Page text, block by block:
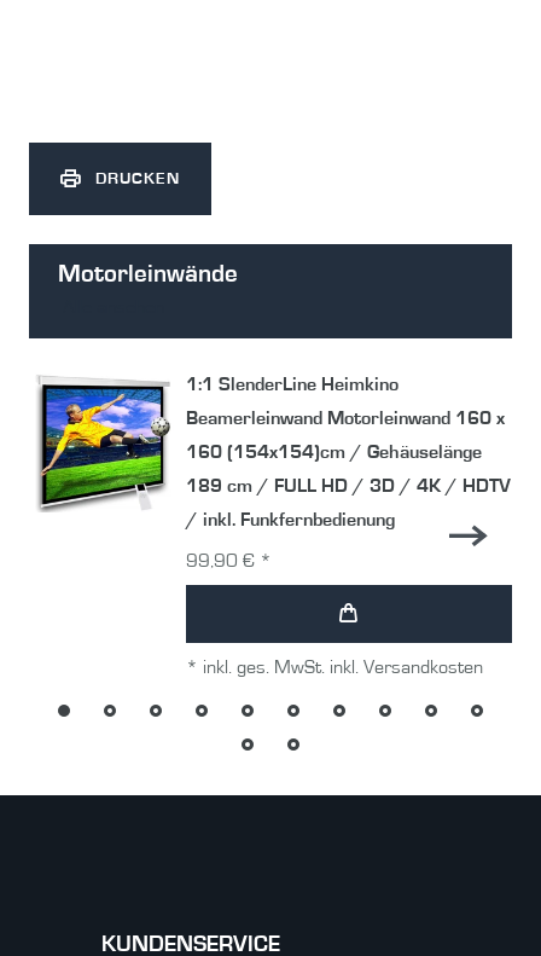
DRUCKEN
Motorleinwände
1:1 SlenderLine Heimkino
Beamerleinwand Motorleinwand 160 x
160 (154x154)cm / Gehäuselänge
189 cm / FULL HD / 3D / 4K / HDTV
/ inkl. Funkfernbedienung
99,90 € *
* inkl. ges. MwSt. inkl. Versandkosten
KUNDENSERVICE